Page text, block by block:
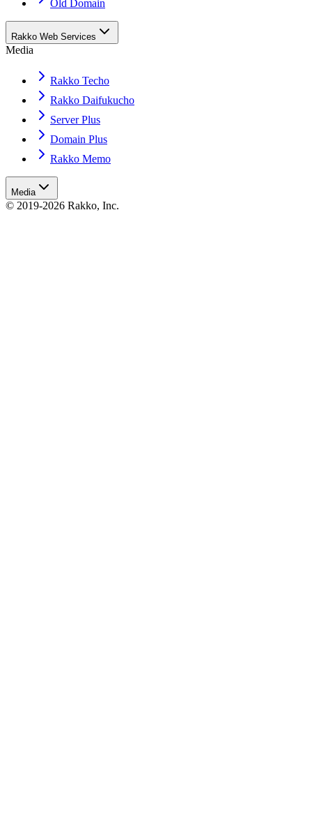
Old Domain
Rakko Web Services
Media
Rakko Techo
Rakko Daifukucho
Server Plus
Domain Plus
Rakko Memo
Media
© 2019-2026 Rakko, Inc.